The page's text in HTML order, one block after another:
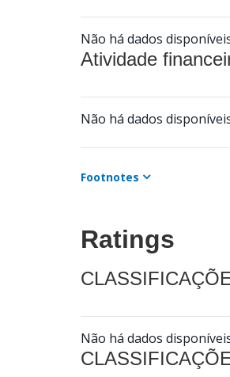
Não há dados
Atividade
Não há dados
Footnotes
Ratings
Não há dados